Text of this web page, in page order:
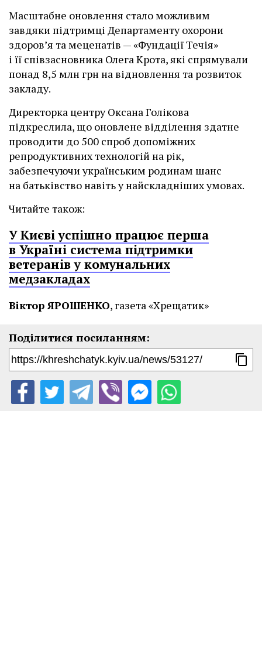
Масштабне оновлення стало можливим
завдяки підтримці Департаменту охорони
здоров’я та меценатів — «Фундації Течія»
і її співзасновника Олега Крота, які спрямували
понад 8,5 млн грн на відновлення та розвиток
закладу.
Директорка центру Оксана Голікова
підкреслила, що оновлене відділення здатне
проводити до 500 спроб допоміжних
репродуктивних технологій на рік,
забезпечуючи українським родинам шанс
на батьківство навіть у найскладніших умовах.
Читайте також:
У Києві успішно працює перша
в Україні система підтримки
ветеранів у комунальних
медзакладах
Віктор ЯРОШЕНКО, газета «Хрещатик»